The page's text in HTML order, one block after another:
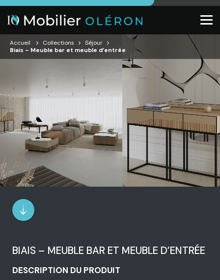
Accueil Collections
Séjour
Biais – Meuble bar et meuble d’entrée
BIAIS – MEUBLE BAR ET MEUBLE D’ENTRÉE
DESCRIPTION DU PRODUIT